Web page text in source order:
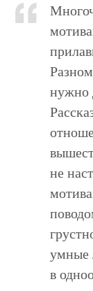
нужно
не
умные
в